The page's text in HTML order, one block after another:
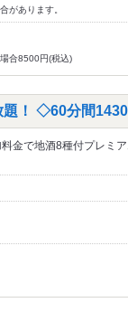
があります。
合8500円(税込)
題！ ◇60分間
金で地酒8種付プレミ